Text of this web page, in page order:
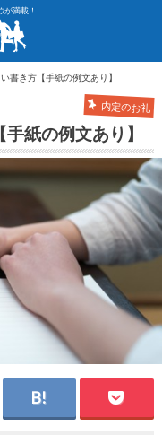
が満載！
書き方【手紙の例文あり】
内定のお礼
紙の例文あり】